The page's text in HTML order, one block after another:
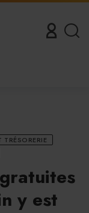
y est